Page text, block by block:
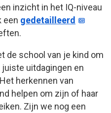
inzicht in het IQ-niveau
een gedetailleerd
de school van je kind om
uitdagingen en
herkennen van
helpen om zijn of haar
Zijn we nog een